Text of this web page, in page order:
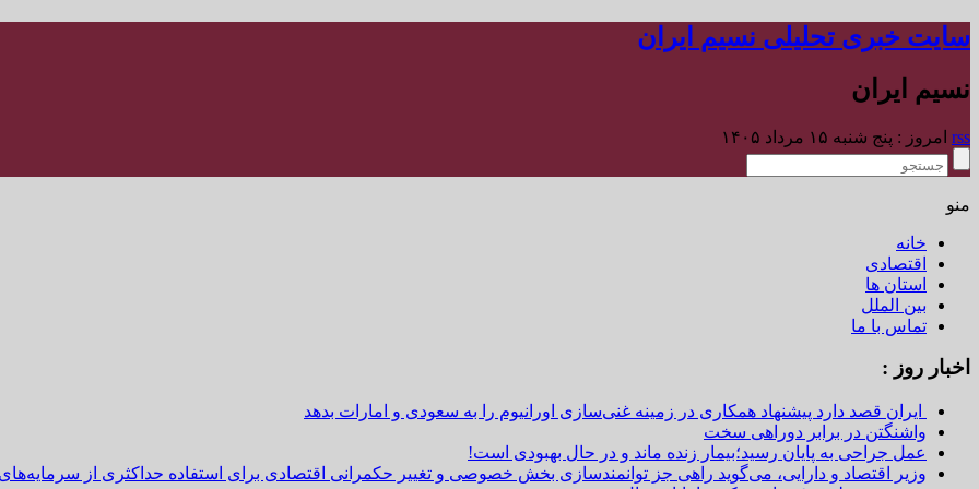
سایت خبری تحلیلی نسیم ایران
نسیم ایران
rss امروز : پنج شنبه ۱۵ مرداد ۱۴۰۵
منو
خانه
اقتصادی
استان ها
بین الملل
تماس با ما
اخبار روز :
ایران قصد دارد پیشنهاد همکاری در زمینه غنی‌سازی اورانیوم را به سعودی و امارات بدهد
واشنگتن در برابر دوراهی سخت
عمل جراحی به پایان رسید؛بیمار زنده ماند و در حال بهبودی است!
وزیر اقتصاد و دارایی، می‌گوید راهی جز توانمندسازی بخش خصوصی و تغییر حکمرانی اقتصادی برای استفاده حداکثری از